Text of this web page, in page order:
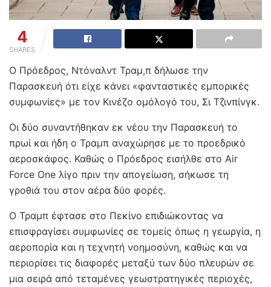
4
SHARES
Ο Πρόεδρος, Ντόναλντ Τραμ,π δήλωσε την
Παρασκευή ότι είχε κάνει «φανταστικές εμπορικές
συμφωνίες» με τον Κινέζο ομόλογό του, Σι Τζινπίνγκ.
Οι δύο συναντήθηκαν εκ νέου την Παρασκευή το
πρωί και ήδη ο Τραμπ αναχώρησε με το προεδρικό
αεροσκάφος. Καθώς ο Πρόεδρος εισήλθε στο Air
Force One λίγο πριν την απογείωση, σήκωσε τη
γροθιά του στον αέρα δύο φορές.
Ο Τραμπ έφτασε στο Πεκίνο επιδιώκοντας να
επισφραγίσει συμφωνίες σε τομείς όπως η γεωργία, η
αεροπορία και η τεχνητή νοημοσύνη, καθώς και να
περιορίσει τις διαφορές μεταξύ των δύο πλευρών σε
μια σειρά από τεταμένες γεωστρατηγικές περιοχές,